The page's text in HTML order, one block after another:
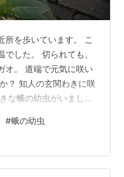
所を歩いています。 こ
した。 切られても、
オ。 道端で元気に咲い
？ 知人の玄関わきに咲
な蛾の幼虫がいまし
は 6㎝ほどありまし
これはエノキの実。 甘
ます。 散歩している
。 だから楽しい!
#蛾の幼虫